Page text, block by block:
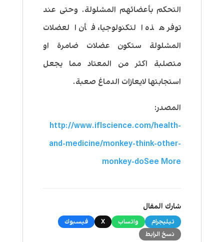
التحكم بأعضائهم المشلولة. وحتى عند
توفر هذه التكنولوجيا، فأن العضلات
المشلولة ستكون عضلات ضامرة او
متصلبة اكثر من المعتاد مما يجعل
استجابتها لايعازات الدماغ صعبة.
المصدر:
http://www.iflscience.com/health-
and-medicine/monkey-think-other-
monkey-doSee More
شارك المقال
تيليجرام واتساب X
فيسبوك
نسخ الرابط